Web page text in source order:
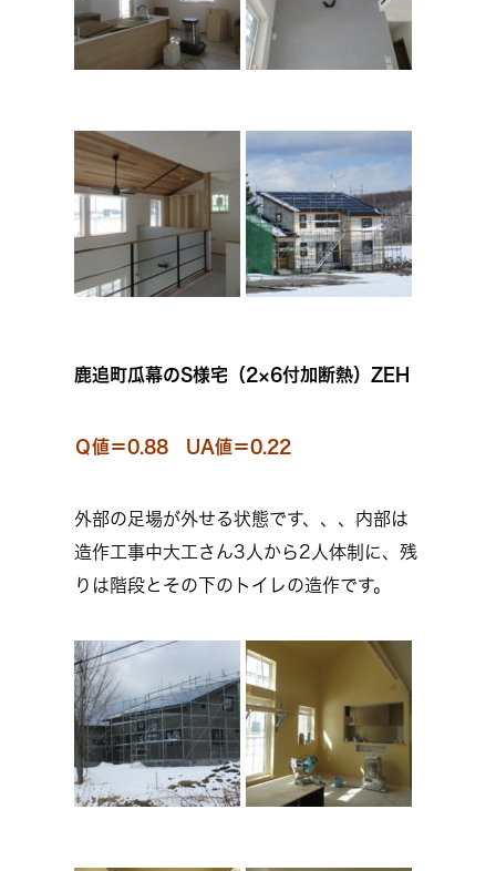
鹿追町瓜幕のS様宅（2×6付加断熱）ZEH
Ｑ値＝0.88 UA値＝0.22
外部の足場が外せる状態です、、、内部は
造作工事中大工さん3人から2人体制に、残
りは階段とその下のトイレの造作です。